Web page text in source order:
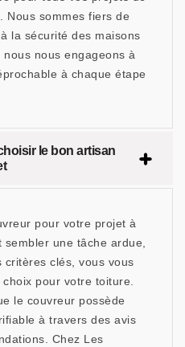
Nous sommes fiers de
la sécurité des maisons
nous engageons à
à chaque étape
le bon artisan
pour votre projet à
une tâche ardue,
critères clés, vous vous
pour votre toiture.
le couvreur possède
à travers des avis
Chez Les